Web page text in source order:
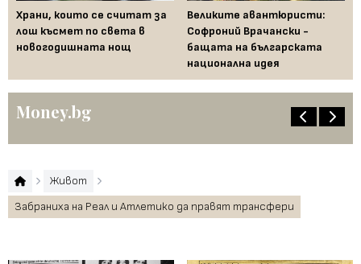
Храни, които се считат за
лош късмет по света в
новогодишната нощ
Великите авантюристи:
Софроний Врачански -
бащата на българската
национална идея
Money.bg
Живот
Забраниха на Реал и Атлетико да правят трансфери